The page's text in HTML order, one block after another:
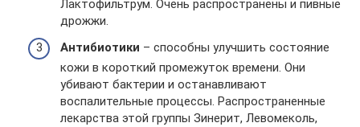
Лактофильтрум. Очень распространены и пивные
дрожжи.
Антибиотики – способны улучшить состояние
кожи в короткий промежуток времени. Они
убивают бактерии и останавливают
воспалительные процессы. Распространенные
лекарства этой группы Зинерит, Левомеколь,